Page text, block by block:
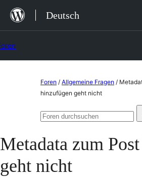
Zum
Inhalt
Deutsch
Foren / Allgemeine Fragen /
hinzufügen geht nicht
Suchen
Metadata zum
geht nicht